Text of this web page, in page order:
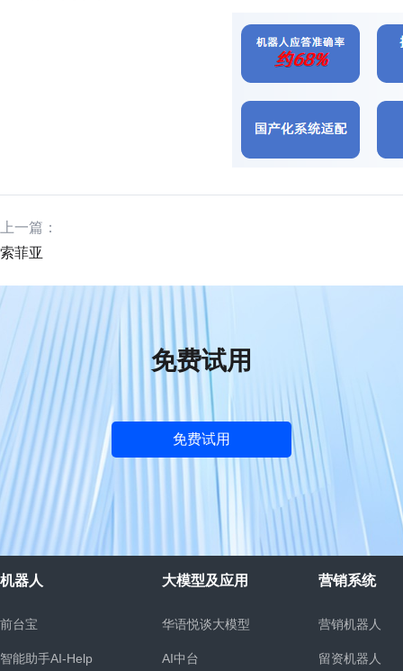
上一篇：
索菲亚
免费试用
免费试用
机器人
前台宝
智能助手AI-Help
大模型及应用
华语悦谈大模型
AI中台
营销系统
营销机器人
留资机器人